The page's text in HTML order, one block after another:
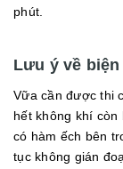
phút.
Lưu ý về
Vữa cần được thi
hết không khí
có hàm ếch bên
tục không gián